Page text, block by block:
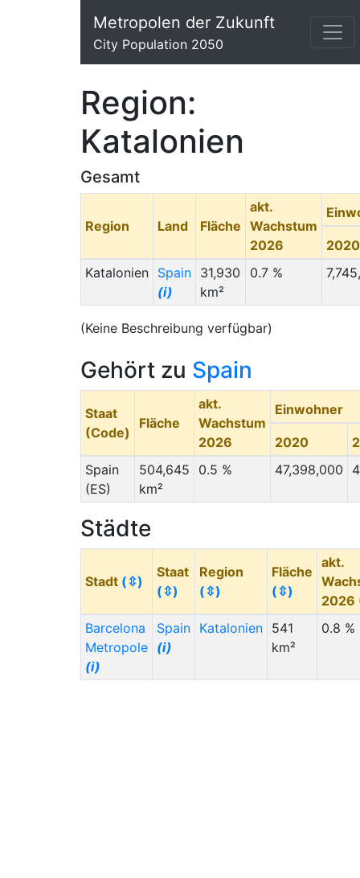
Metropolen der Zukunft
City Population 2050
Region:
Katalonien
Gesamt
Region Land Fläche
akt.
Wachstum
2026
2020
Katalonien
Spain
(i)
31,930
km²
0.7 %
(Keine Beschreibung verfügbar)
Gehört zu Spain
Staat
(Code)
Fläche
akt.
Wachstum
2026
Einwohner
2020
Spain
(ES)
504,645
km²
0.5 % 47,398,000
Städte
Stadt (⇳)
Staat
(⇳)
Region
(⇳)
Fläche
(⇳)
akt.
2026
Barcelona
Metropole
(i)
Spain
(i)
Katalonien
541
km²
0.8 %